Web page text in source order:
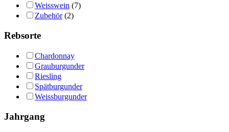
Weisswein (7)
Zubehör (2)
Rebsorte
Chardonnay
Grauburgunder
Riesling
Spätburgunder
Weissburgunder
Jahrgang